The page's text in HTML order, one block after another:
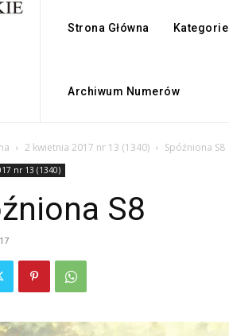
Strona Główna Kategorie
Archiwum Numerów
2 kwietnia 2017 nr 13 (1340) Spóźniona S8
nr 13 (1340)
S8